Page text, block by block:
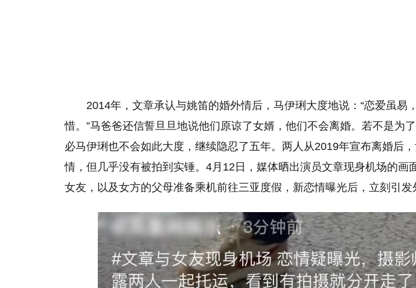
2014年，文章承认与姚笛的婚外情后，马伊琍大度地说：“恋爱虽易
惜。”马爸爸还信誓旦旦地说他们原谅了女婿，他们不会离婚。若不是为
必马伊琍也不会如此大度，继续隐忍了五年。两人从2019年宣布离婚后
情，但几乎没有被拍到实锤。4月12日，媒体晒出演员文章现身机场的画
女友，以及女方的父母准备乘机前往三亚度假，新恋情曝光后，立刻引发